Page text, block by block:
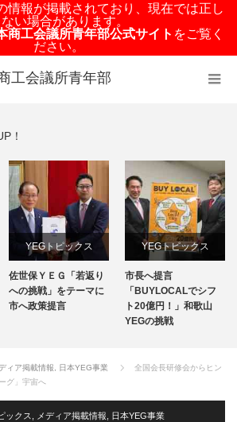
情報が掲載されており、現在では正し
ない場合があります。
商工会議所青年部公式サイト をご覧く
ださい。
工会議所青年部
！
YEGトピックス
メディア掲載情報
佐世保ＹＥＧ「若返り
への挑戦」をテーマに
市へ政策提言
YEGトピックス
メディア掲載情報
地域のYEG情報
市長へ提言
「BUYLOCALでシフ
ト20億円！」和歌山
YEGの挑戦
ィア掲載情報, 日本YEG事業
全国会長研修会からヒン
グ」宇宙へ
ックス メディア掲載情報 日本YEG事業